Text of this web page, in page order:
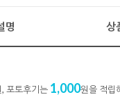
명 상
, 포토후기는 1,000원을 적립